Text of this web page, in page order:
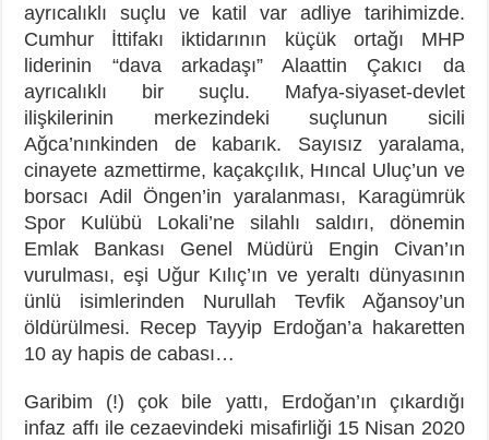
ayrıcalıklı suçlu ve katil var adliye tarihimizde.
Cumhur İttifakı iktidarının küçük ortağı MHP
liderinin “dava arkadaşı” Alaattin Çakıcı da
ayrıcalıklı bir suçlu. Mafya-siyaset-devlet
ilişkilerinin merkezindeki suçlunun sicili
Ağca’nınkinden de kabarık. Sayısız yaralama,
cinayete azmettirme, kaçakçılık, Hıncal Uluç’un ve
borsacı Adil Öngen’in yaralanması, Karagümrük
Spor Kulübü Lokali’ne silahlı saldırı, dönemin
Emlak Bankası Genel Müdürü Engin Civan’ın
vurulması, eşi Uğur Kılıç’ın ve yeraltı dünyasının
ünlü isimlerinden Nurullah Tevfik Ağansoy’un
öldürülmesi. Recep Tayyip Erdoğan’a hakaretten
10 ay hapis de cabası…
Garibim (!) çok bile yattı, Erdoğan’ın çıkardığı
infaz affı ile cezaevindeki misafirliği 15 Nisan 2020